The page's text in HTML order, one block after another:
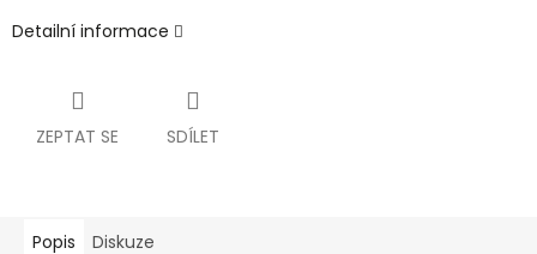
Detailní informace
ZEPTAT SE SDÍLET
Popis Diskuze